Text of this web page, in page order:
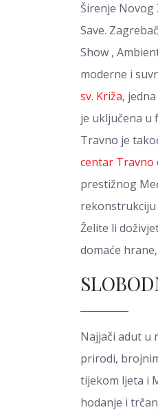
Širenje Novog
Save.
Show ,
moderne i
sv. Križa,
je uključena u
Travno je
centar Travno
prestižnog
rekonstrukciju
Želite li
domaće
Najjači adut u
prirodi,
tijekom ljeta i
hodanje i